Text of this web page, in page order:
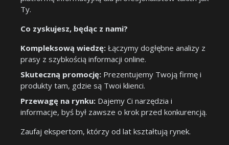
Ty.
Co zyskujesz, będąc z nami?
Kompleksową wiedzę: Łączymy dogłębne analizy z
prasy z szybkością informacji online.
Skuteczną promocję: Prezentujemy Twoją firmę i
produkty tam, gdzie są Twoi klienci.
Przewagę na rynku: Dajemy Ci narzędzia i
informacje, byś był zawsze o krok przed konkurencją.
Zaufaj ekspertom, którzy od lat kształtują rynek.